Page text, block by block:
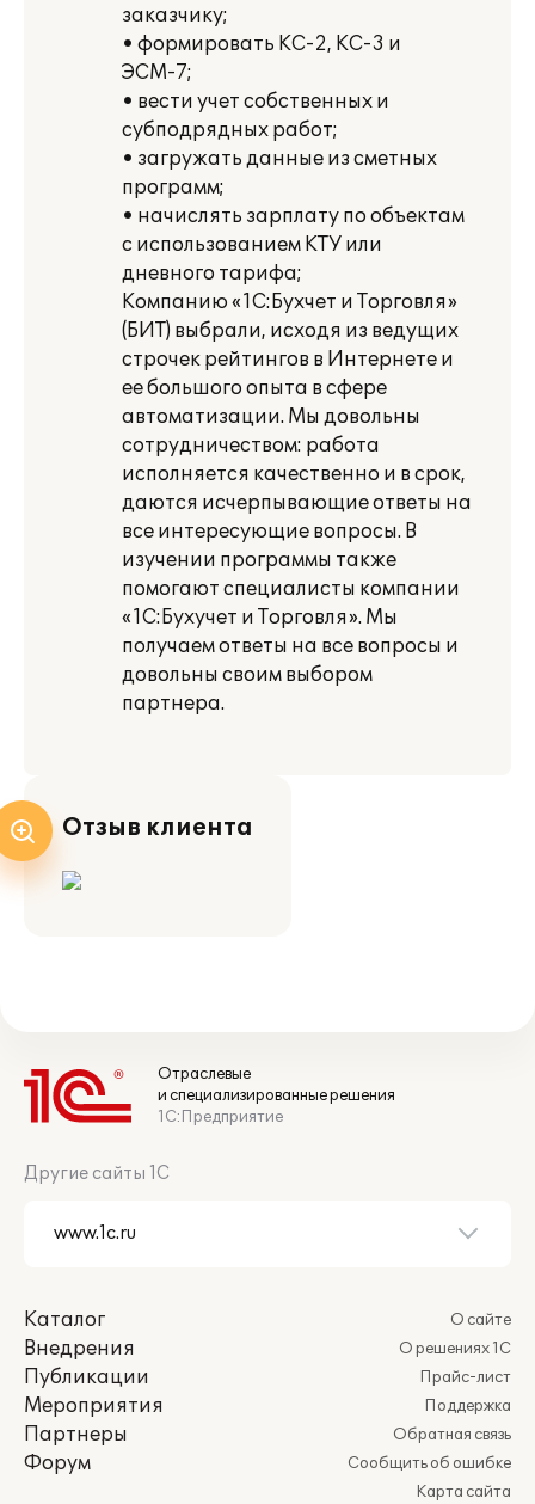
заказчику;
• формировать КС-2, КС-3 и
ЭСМ-7;
• вести учет собственных и
субподрядных работ;
• загружать данные из сметных
программ;
• начислять зарплату по объектам
с использованием КТУ или
дневного тарифа;
Компанию «1С:Бухчет и Торговля»
(БИТ) выбрали, исходя из ведущих
строчек рейтингов в Интернете и
ее большого опыта в сфере
автоматизации. Мы довольны
сотрудничеством: работа
исполняется качественно и в срок,
даются исчерпывающие ответы на
все интересующие вопросы. В
изучении программы также
помогают специалисты компании
«1С:Бухучет и Торговля». Мы
получаем ответы на все вопросы и
довольны своим выбором
партнера.
Отзыв клиента
Отраслевые
и специализированные решения
1С:Предприятие
Другие сайты 1С
Каталог
Внедрения
Публикации
Мероприятия
Партнеры
Форум
О сайте
О решениях 1С
Прайс-лист
Поддержка
Обратная связь
Сообщить об ошибке
Карта сайта